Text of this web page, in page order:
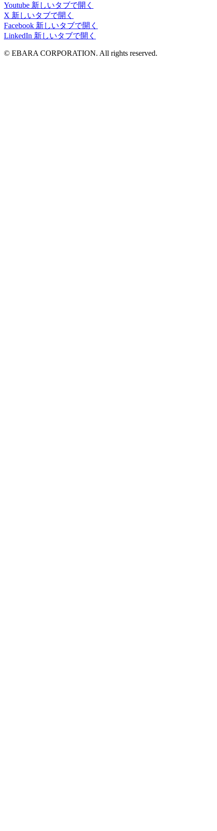
Youtube 新しいタブで開く
X 新しいタブで開く
Facebook 新しいタブで開く
LinkedIn 新しいタブで開く
© EBARA CORPORATION. All rights reserved.